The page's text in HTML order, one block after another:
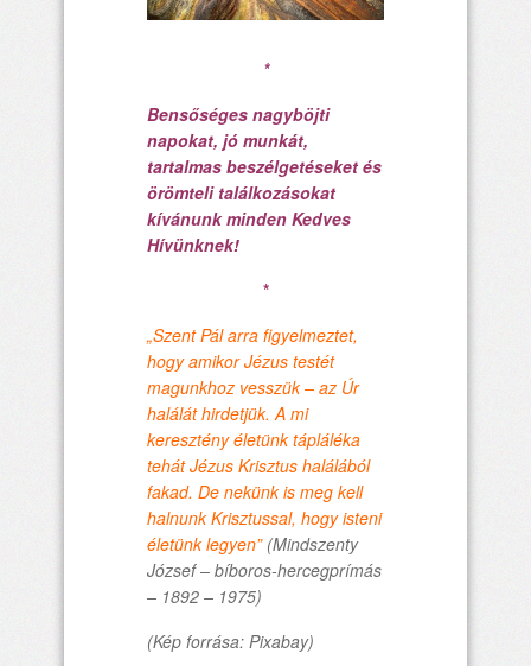
*
Bensőséges nagyböjti
napokat, jó munkát,
tartalmas beszélgetéseket és
örömteli találkozásokat
kívánunk minden Kedves
Hívünknek!
*
„Szent Pál arra figyelmeztet,
hogy amikor Jézus testét
magunkhoz vesszük – az Úr
halálát hirdetjük. A mi
keresztény életünk tápláléka
tehát Jézus Krisztus halálából
fakad. De nekünk is meg kell
halnunk Krisztussal, hogy isteni
életünk legyen” (Mindszenty
József – bíboros-hercegprímás
– 1892 – 1975)
(Kép forrása: Pixabay)